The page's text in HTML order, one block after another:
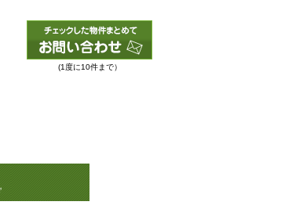
(1度に10件まで）